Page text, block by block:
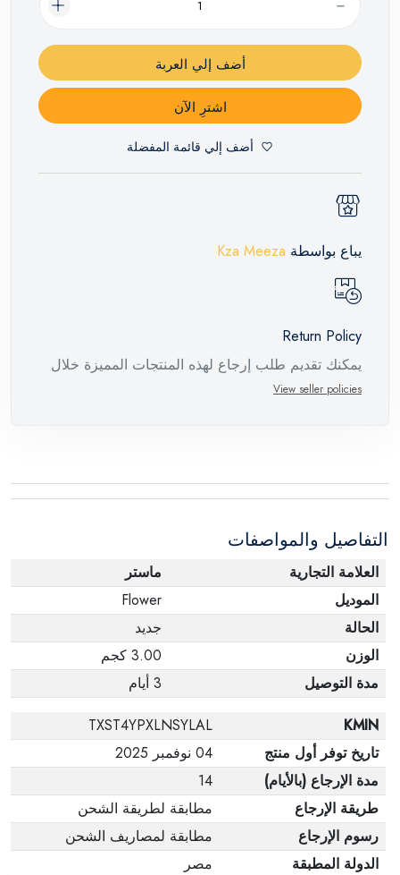
أضف إلي العربة
اشترِ الآن
أضف إلي قائمة المفضلة
يباع بواسطة Kza Meeza
Return Policy
يمكنك تقديم طلب إرجاع لهذه المنتجات المميزة خلال
عبوته الأصلية. لاحظ أنه لا يمكن إرجاع المنتجات
وفي عبواتها الأصلية.
View seller policies
التفاصيل والمواصفات
العلامة التجارية
ماستر
الموديل
Flower
الحالة
جديد
الوزن
3.00 كجم
مدة التوصيل
3 أيام
KMIN
TXST4YPXLNSYLAL
تاريخ توفر أول منتج
04 نوفمبر 2025
مدة الإرجاع (بالأيام)
14
طريقة الإرجاع
مطابقة لطريقة الشحن
رسوم الإرجاع
مطابقة لمصاريف الشحن
الدولة المطبقة
مصر